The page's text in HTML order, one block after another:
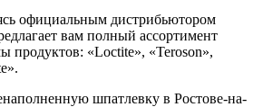
официальным дистрибьютором
вам полный ассортимент
продуктов: «Loctite», «Teroson»,
шпатлевку в Ростове-на-